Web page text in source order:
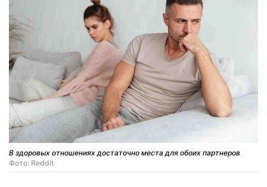
В здоровых отношениях достаточно места для обоих партнеров
Фото: Reddit